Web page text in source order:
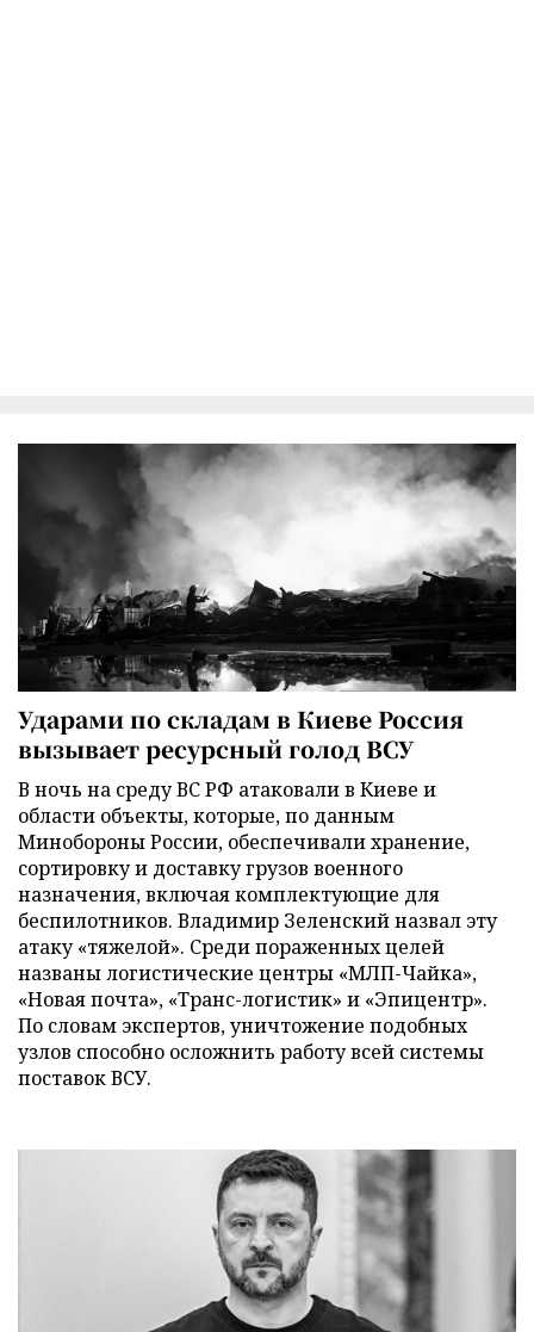
Ударами по складам в Киеве Россия
вызывает ресурсный голод ВСУ
В ночь на среду ВС РФ атаковали в Киеве и
области объекты, которые, по данным
Минобороны России, обеспечивали хранение,
сортировку и доставку грузов военного
назначения, включая комплектующие для
беспилотников. Владимир Зеленский назвал эту
атаку «тяжелой». Среди пораженных целей
названы логистические центры «МЛП-Чайка»,
«Новая почта», «Транс-логистик» и «Эпицентр».
По словам экспертов, уничтожение подобных
узлов способно осложнить работу всей системы
поставок ВСУ.